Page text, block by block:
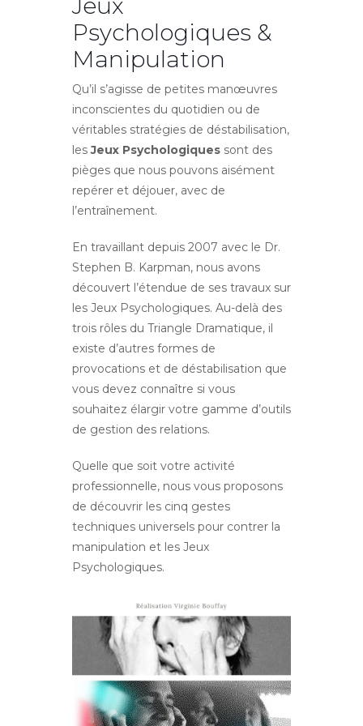
Jeux
Psychologiques &
Manipulation
Qu’il s’agisse de petites manœuvres
inconscientes du quotidien ou de
véritables stratégies de déstabilisation,
lesJeux Psychologiques sont des
pièges que nous pouvons aisément
repérer et déjouer, avec de
l’entraînement.
En travaillant depuis 2007 avec le Dr.
Stephen B. Karpman, nous avons
découvert l’étendue de ses travaux sur
les Jeux Psychologiques. Au-delà des
trois rôles du Triangle Dramatique, il
existe d’autres formes de
provocations et de déstabilisation que
vous devez connaître si vous
souhaitez élargir votre gamme d’outils
de gestion des relations.
Quelle que soit votre activité
professionnelle, nous vous proposons
de découvrir les cinq gestes
techniques universels pour contrer la
manipulation et les Jeux
Psychologiques.